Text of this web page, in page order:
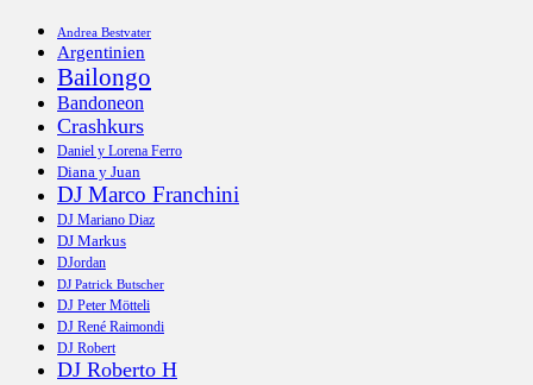
Andrea Bestvater
Argentinien
Bailongo
Bandoneon
Crashkurs
Daniel y Lorena Ferro
Diana y Juan
DJ Marco Franchini
DJ Mariano Diaz
DJ Markus
DJordan
DJ Patrick Butscher
DJ Peter Mötteli
DJ René Raimondi
DJ Robert
DJ Roberto H